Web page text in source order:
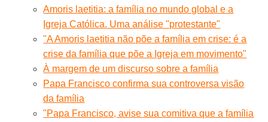
Amoris laetitia: a família no mundo global e a
Igreja Católica. Uma análise "protestante"
"A Amoris laetitia não põe a família em crise: é a
crise da família que põe a Igreja em movimento"
À margem de um discurso sobre a família
Papa Francisco confirma sua controversa visão
da família
"Papa Francisco, avise sua comitiva que a família